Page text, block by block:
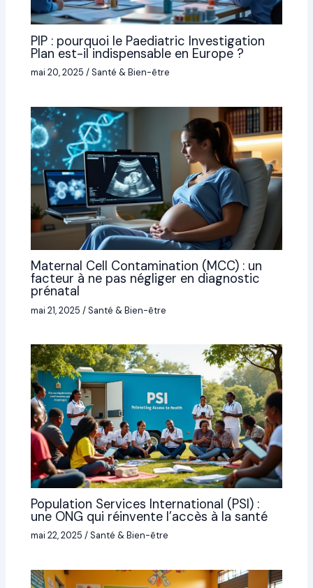
PIP : pourquoi le Paediatric Investigation
Plan est-il indispensable en Europe ?
mai 20, 2025/Santé & Bien-être
Maternal Cell Contamination (MCC) : un
facteur à ne pas négliger en diagnostic
prénatal
mai 21, 2025/Santé & Bien-être
Population Services International (PSI) :
une ONG qui réinvente l’accès à la santé
mai 22, 2025/Santé & Bien-être